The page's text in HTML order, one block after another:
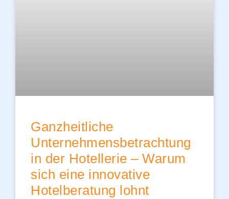
Ganzheitliche
Unternehmensbetrachtung
in der Hotellerie – Warum
sich eine innovative
Hotelberatung lohnt